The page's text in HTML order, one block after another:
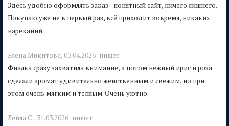
Здесь удобно оформлять заказ - понятный сайт, ничего лишнего.
Покупаю уже не в первый раз, всё приходит вовремя, никаких
нареканий.
Елена Микитова, 03.04.2026: пишет
Фиалка сразу захватила внимание, а потом нежный ирис и роза
сделали аромат удивительно женственным и свежим, но при
этом очень мягким и теплым. Очень уютно.
Лейла С., 31.03.2026: пишет